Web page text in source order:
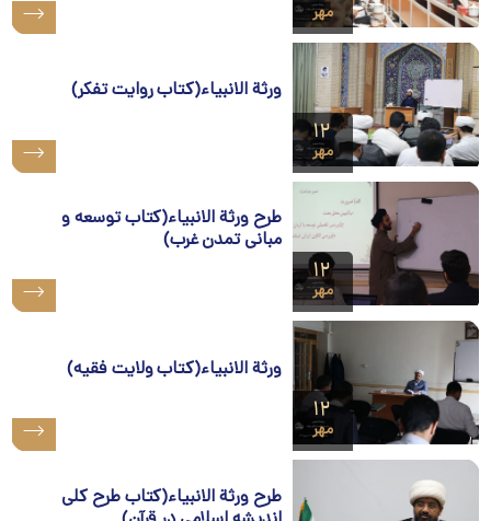
مهر
۱۲
مهر
ورثة الانبیاء(کتاب روایت تفکر)
۱۲
مهر
طرح ورثة الانبیاء(کتاب توسعه و
مبانی تمدن غرب)
۱۲
مهر
ورثة الانبیاء(کتاب ولایت فقیه)
طرح ورثة الانبیاء(کتاب طرح کلی